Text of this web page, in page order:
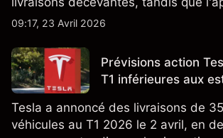
Californie d'un programme V2G pour
énergétique.
09:17, 23 Avril 2026
Prévisions action
T1 inférieures aux
Tesla a annoncé des livraisons de
véhicules au T1 2026 le 2 avril, en